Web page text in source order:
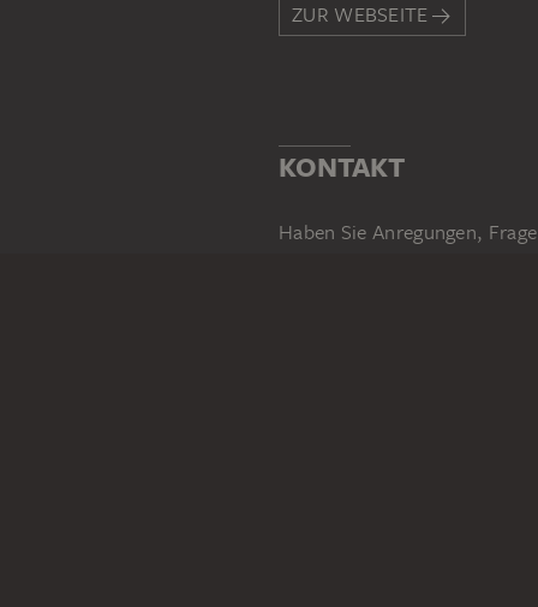
ZUR WEBSEITE
KONTAKT
Haben Sie Anregungen,